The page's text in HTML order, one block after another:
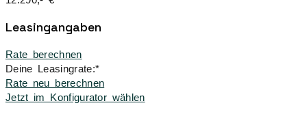
Leasingangaben
Rate berechnen
Deine Leasingrate:*
Rate neu berechnen
Jetzt im Konfigurator wählen